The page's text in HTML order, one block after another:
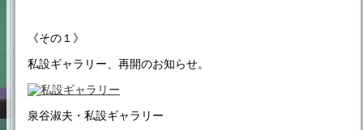
《その１》
私設ギャラリー、再開のお知らせ。
泉谷淑夫・私設ギャラリー